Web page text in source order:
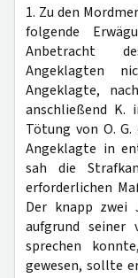
1. Zu den
folgende
Anbetracht
Angeklagten
Angeklagte,
anschließend
Tötung von O. G.
Angeklagte in
sah die
erforderlichen
Der knapp zwei
aufgrund seiner
sprechen
gewesen, sollte